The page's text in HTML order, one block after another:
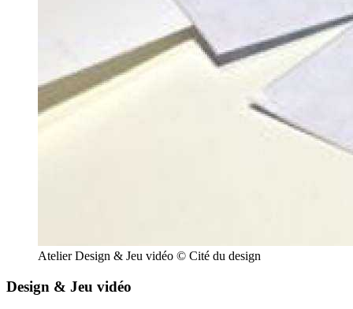
Atelier Design & Jeu vidéo © Cité du design
Design & Jeu vidéo